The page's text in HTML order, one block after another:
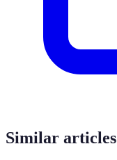
Similar articles